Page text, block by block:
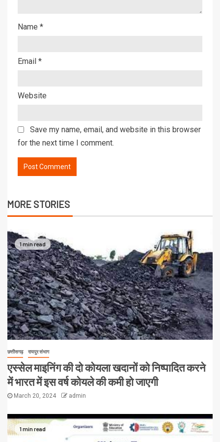
Name *
Email *
Website
Save my name, email, and website in this browser
for the next time I comment.
MORE STORIES
1 min read
छत्तीसगढ़ रायपुर संभाग
एस्सेल माइनिंग की दो कोयला खदानों को निष्पादित करने
में भारत में इस वर्ष कोयले की कमी हो जाएगी
March 20, 2024 admin
1 min read